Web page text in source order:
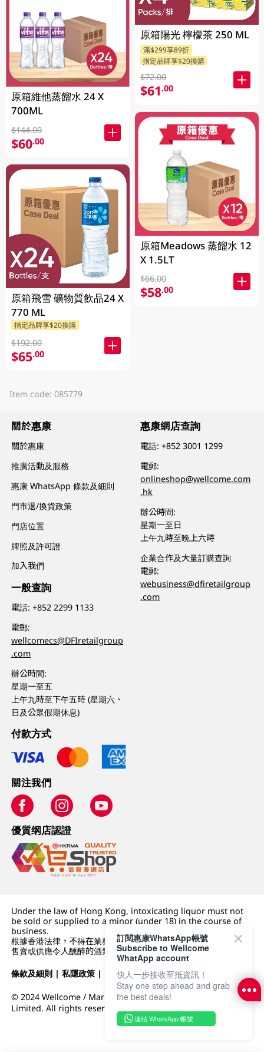
原箱維他蒸餾水 24 X
700ML
$144.00
$60.00
原箱飛雪 礦物質飲品24 X
770 ML
指定品牌享$20換購
$192.00
$65.00
原箱陽光 檸檬茶 250 ML
滿$299享89折
指定品牌享$20換購
$72.00
$61.00
原箱Meadows 蒸餾水 12
X 1.5LT
$66.00
$58.00
Item code: 085779
關於惠康
關於惠康
推廣活動及服務
惠康 WhatsApp 條款及細則
門市退/換貨政策
門店位置
牌照及許可證
加入我們
一般查詢
電話:+852 2299 1133
電郵:
wellcomecs@DFIretailgroup
.com
辦公時間:
星期一至五
上午九時至下午五時 (星期六、
日及公眾假期休息)
惠康網店查詢
電話:+852 3001 1299
電郵:
onlineshop@wellcome.com
.hk
辦公時間:
星期一至日
上午九時至晚上六時
企業合作及大量訂購查詢
電郵:
webusiness@dfiretailgroup
.com
付款方式
關注我們
優質纲店認證
Under the law of Hong Kong, intoxicating liquor must not
be sold or supplied to a minor (under 18) in the course of
business.
根據香港法律，不得在業務過程中，向未成年人 (18 歲以下人士)
售賣或供應令人醺醉的酒類。
條款及細則 |私隱政策 | DFI零售集團
© 2024 Wellcome / Market Place. The Dairy Farm Company
Limited. All rights reserved.
訂閱惠康WhatsApp帳號
Subscribe to Wellcome
WhatApp account
快人一步接收至抵資訊！
Stay one step ahead and grab
the best deals!
連結 WhatsApp 帳號